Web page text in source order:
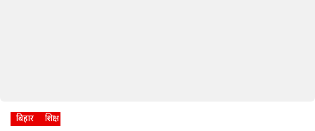
बिहार शिक्षा